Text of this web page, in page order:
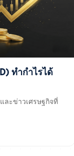
ทำกำไรได้
ละข่าวเศรษฐกิจที่